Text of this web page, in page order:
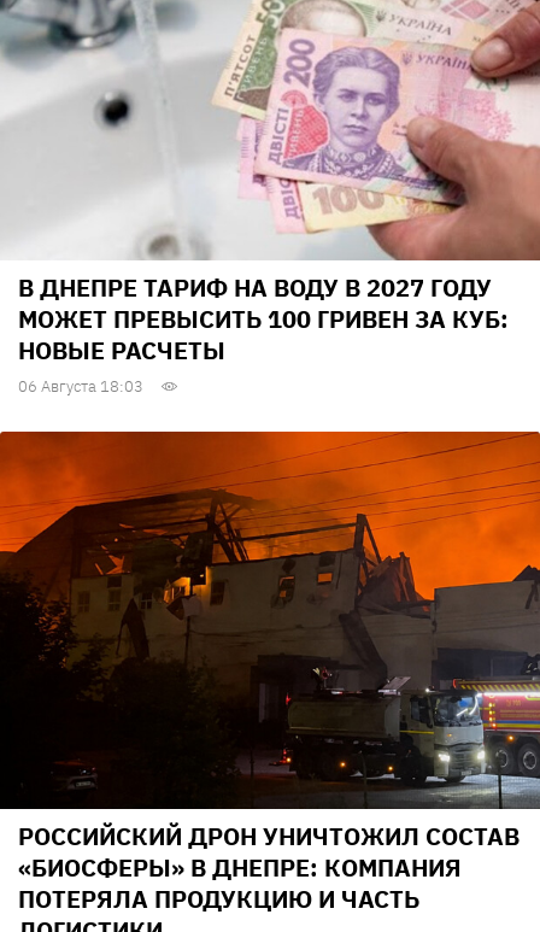
В ДНЕПРЕ ТАРИФ НА ВОДУ В 2027 ГОДУ
МОЖЕТ ПРЕВЫСИТЬ 100 ГРИВЕН ЗА КУБ:
НОВЫЕ РАСЧЕТЫ
06 Августа 18:03
РОССИЙСКИЙ ДРОН УНИЧТОЖИЛ СОСТАВ
«БИОСФЕРЫ» В ДНЕПРЕ: КОМПАНИЯ
ПОТЕРЯЛА ПРОДУКЦИЮ И ЧАСТЬ